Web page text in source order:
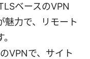
ベースのVPN
魅力で、リモート
VPNで、サイト